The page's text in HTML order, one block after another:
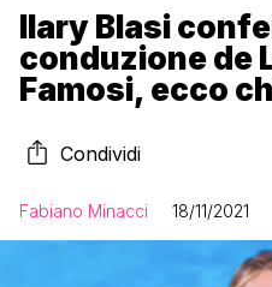
Ilary Blasi
conduzione de
Famosi, ecco
Condividi
Fabiano Minacci 18/11/2021